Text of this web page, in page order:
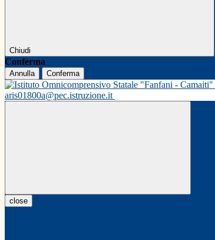
Chiudi
Conferma
Annulla Conferma
aris01800a@pec.istruzione.it
close